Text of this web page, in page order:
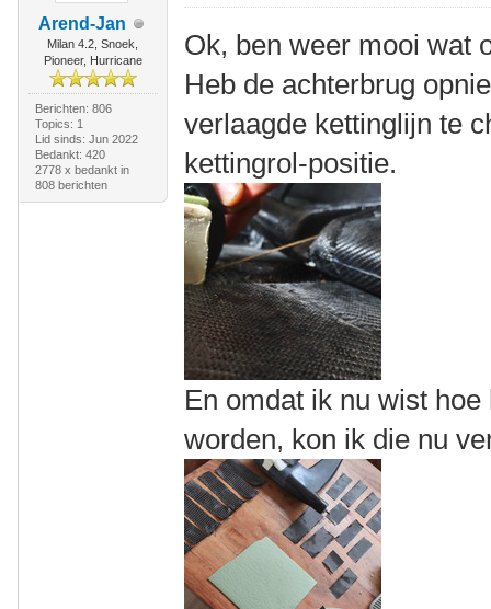
Arend-Jan
Milan 4.2, Snoek,
Pioneer, Hurricane
Berichten: 806
Topics: 1
Lid sinds: Jun 2022
Bedankt: 420
2778 x bedankt in
808 berichten
Ok, ben weer mooi wat
Heb de achterbrug
verlaagde kettinglijn te
kettingrol-positie.
En omdat ik nu wist
worden, kon ik die nu